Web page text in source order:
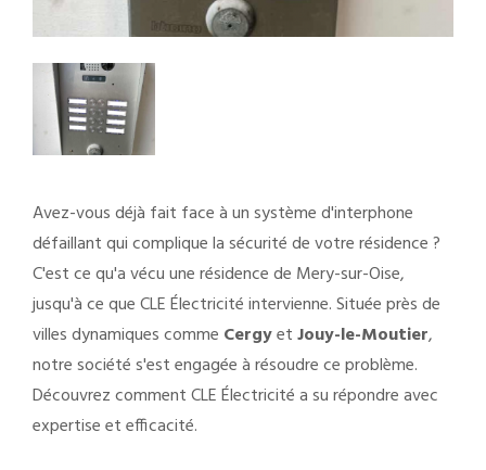
Avez-vous déjà fait face à un système d'interphone
défaillant qui complique la sécurité de votre résidence ?
C'est ce qu'a vécu une résidence de Mery-sur-Oise,
jusqu'à ce que CLE Électricité intervienne. Située près de
villes dynamiques comme CergyetJouy-le-Moutier,
notre société s'est engagée à résoudre ce problème.
Découvrez comment CLE Électricité a su répondre avec
expertise et efficacité.